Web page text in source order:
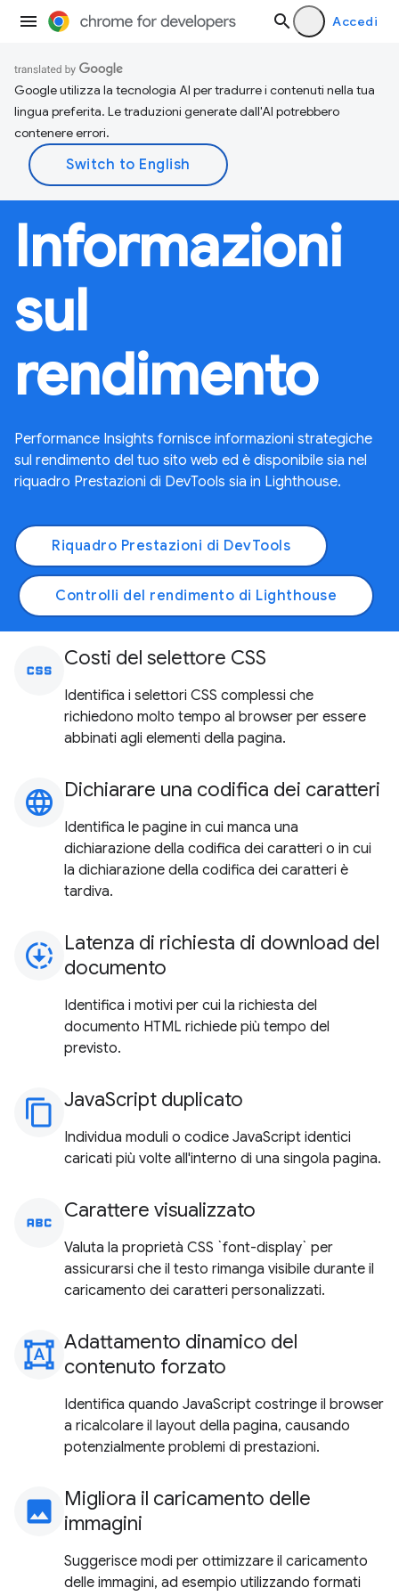
Accedi
Google utilizza la tecnologia AI per tradurre i contenuti nella tua
lingua preferita. Le traduzioni generate dall'AI potrebbero
contenere errori.
Informazioni
sul
rendimento
Performance Insights fornisce informazioni strategiche
sul rendimento del tuo sito web ed è disponibile sia nel
riquadro Prestazioni di DevTools sia in Lighthouse.
Riquadro Prestazioni di DevTools
Controlli del rendimento di Lighthouse
css Costi del selettore CSS
Identifica i selettori CSS complessi che
richiedono molto tempo al browser per essere
abbinati agli elementi della pagina.
language Dichiarare una codifica dei caratteri
Identifica le pagine in cui manca una
dichiarazione della codifica dei caratteri o in cui
la dichiarazione della codifica dei caratteri è
tardiva.
downloading Latenza di richiesta di download del
documento
Identifica i motivi per cui la richiesta del
documento HTML richiede più tempo del
previsto.
content_copy JavaScript duplicato
Individua moduli o codice JavaScript identici
caricati più volte all'interno di una singola pagina.
abc Carattere visualizzato
Valuta la proprietà CSS `font-display` per
assicurarsi che il testo rimanga visibile durante il
caricamento dei caratteri personalizzati.
format_shapes Adattamento dinamico del
contenuto forzato
Identifica quando JavaScript costringe il browser
a ricalcolare il layout della pagina, causando
potenzialmente problemi di prestazioni.
image Migliora il caricamento delle
immagini
Suggerisce modi per ottimizzare il caricamento
delle immagini, ad esempio utilizzando formati